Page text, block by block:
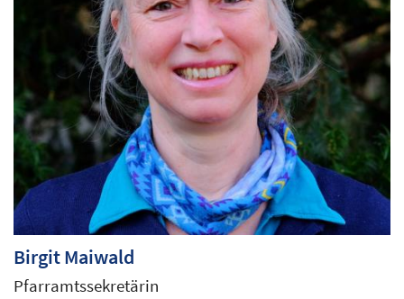
BirgitMaiwald
Pfarramtssekretärin